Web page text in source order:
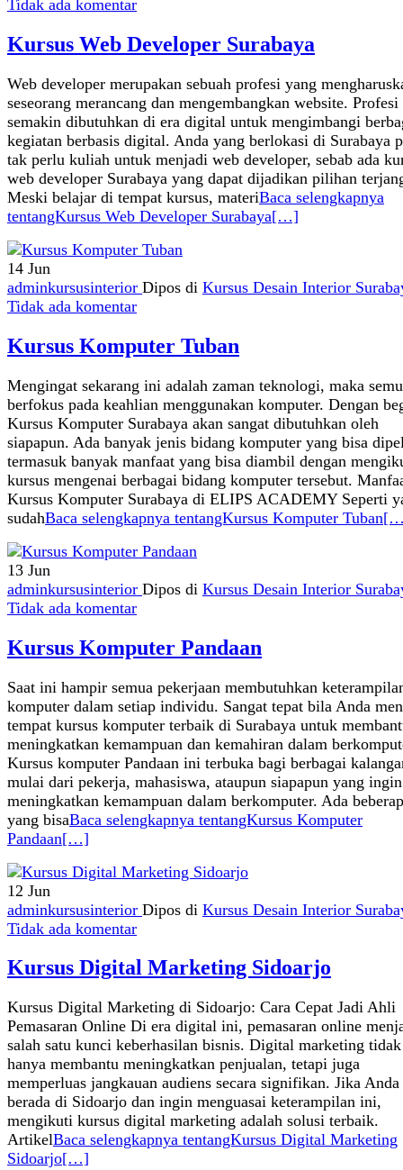
Tidak ada komentar
Kursus Web Developer Surabaya
Web developer merupakan sebuah profesi yang
seseorang merancang dan mengembangkan website.
semakin dibutuhkan di era digital untuk mengimbangi
kegiatan berbasis digital. Anda yang berlokasi di Surabaya
tak perlu kuliah untuk menjadi web developer, sebab ada
web developer Surabaya yang dapat dijadikan pilihan
Meski belajar di tempat kursus, materiBaca selengkapnya
tentangKursus Web Developer Surabaya[…]
14 Jun
adminkursusinterior Dipos di Kursus Desain Interior
Tidak ada komentar
Kursus Komputer Tuban
Mengingat sekarang ini adalah zaman teknologi, maka
berfokus pada keahlian menggunakan komputer. Dengan
Kursus Komputer Surabaya akan sangat dibutuhkan oleh
siapapun. Ada banyak jenis bidang komputer yang bisa
termasuk banyak manfaat yang bisa diambil dengan
kursus mengenai berbagai bidang komputer tersebut.
Kursus Komputer Surabaya di ELIPS ACADEMY Seperti
sudahBaca selengkapnya tentangKursus Komputer Tuban
13 Jun
adminkursusinterior Dipos di Kursus Desain Interior
Tidak ada komentar
Kursus Komputer Pandaan
Saat ini hampir semua pekerjaan membutuhkan
komputer dalam setiap individu. Sangat tepat bila Anda
tempat kursus komputer terbaik di Surabaya untuk
meningkatkan kemampuan dan kemahiran dalam
Kursus komputer Pandaan ini terbuka bagi berbagai
mulai dari pekerja, mahasiswa, ataupun siapapun yang ingin
meningkatkan kemampuan dalam berkomputer. Ada
yang bisaBaca selengkapnya tentangKursus Komputer
Pandaan[…]
12 Jun
adminkursusinterior Dipos di Kursus Desain Interior
Tidak ada komentar
Kursus Digital Marketing Sidoarjo
Kursus Digital Marketing di Sidoarjo: Cara Cepat Jadi Ahli
Pemasaran Online Di era digital ini, pemasaran online
salah satu kunci keberhasilan bisnis. Digital marketing tidak
hanya membantu meningkatkan penjualan, tetapi juga
memperluas jangkauan audiens secara signifikan. Jika Anda
berada di Sidoarjo dan ingin menguasai keterampilan ini,
mengikuti kursus digital marketing adalah solusi terbaik.
ArtikelBaca selengkapnya tentangKursus Digital Marketing
Sidoarjo[…]